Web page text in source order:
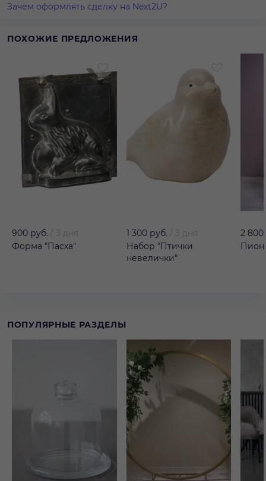
Зачем оформлять сделку на Next2U?
ПОХОЖИЕ ПРЕДЛОЖЕНИЯ
900 руб.
3 дня
Форма "Пасха"
1 300 руб.
3 дня
Набор "Птички
невелички"
2 800
Пион
ПОПУЛЯРНЫЕ РАЗДЕЛЫ